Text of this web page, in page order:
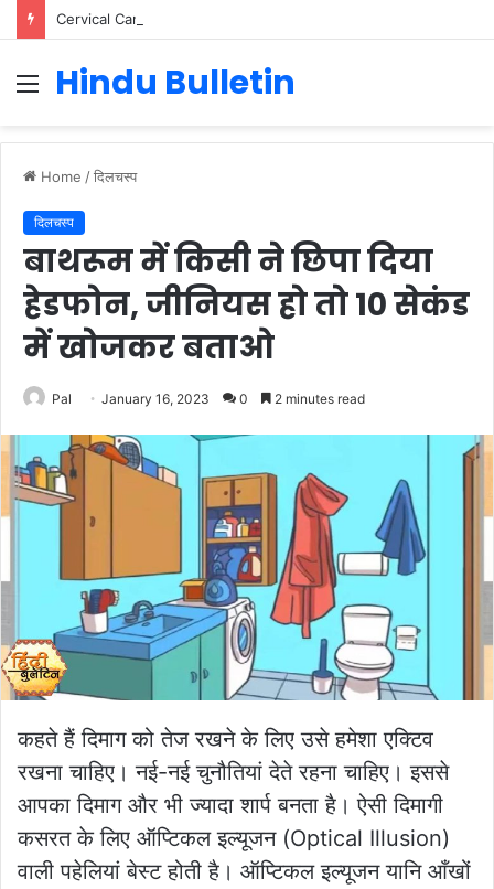
Menu
Hindu Bulletin
Home /दिलचस्प
दिलचस्प
बाथरूम में किसी ने छिपा दिया
हेडफोन, जीनियस हो तो 10 सेकंड
में खोजकर बताओ
Pal January 16, 2023 0 2 minutes read
कहते हैं दिमाग को तेज रखने के लिए उसे हमेशा एक्टिव
रखना चाहिए। नई-नई चुनौतियां देते रहना चाहिए। इससे
आपका दिमाग और भी ज्यादा शार्प बनता है। ऐसी दिमागी
कसरत के लिए ऑप्टिकल इल्यूजन (Optical Illusion)
वाली पहेलियां बेस्ट होती है। ऑप्टिकल इल्यूजन यानि आँखों